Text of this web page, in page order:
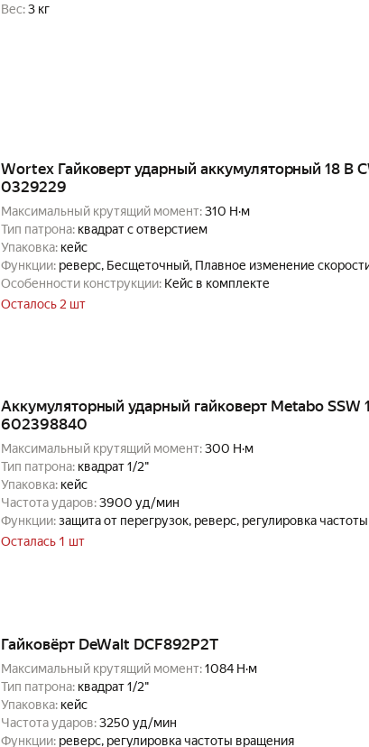
Вес:3 кг
Wortex Гайковерт ударный аккумуляторный 18 В
0329229
Максимальный крутящий момент:310 Н·м
Тип патрона: квадрат с отверстием
Упаковка: кейс
Функции: реверс, Бесщеточный, Плавное изменение
Особенности конструкции: Кейс в комплекте
Осталось 2 шт
Аккумуляторный ударный гайковерт Metabo SSW
602398840
Максимальный крутящий момент:300 Н·м
Тип патрона: квадрат 1/2"
Упаковка: кейс
Частота ударов:3900 уд/мин
Функции:защита от перегрузок, реверс, регулировка
тормоз двигателя
Осталась 1 шт
Гайковёрт DeWalt DCF892P2T
Максимальный крутящий момент:1084 Н·м
Тип патрона: квадрат 1/2"
Упаковка: кейс
Частота ударов:3250 уд/мин
Функции: реверс, регулировка частоты вращения